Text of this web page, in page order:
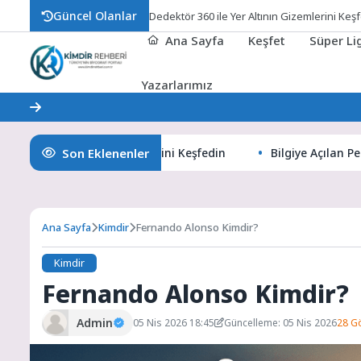
Güncel Olanlar Bilgiye Açılan
Ana Sayfa Keşfet Süper
Yazarlarımız
Son Eklenenler
Yer Altının Gizemlerini Keşfedin Bilgiye Açılan
Ana Sayfa Kimdir Fernando Alonso Kimdir?
Kimdir
Fernando Alonso Kimdir?
Admin 05 Nis 2026 18:45 Güncelleme: 05 Nis 202628